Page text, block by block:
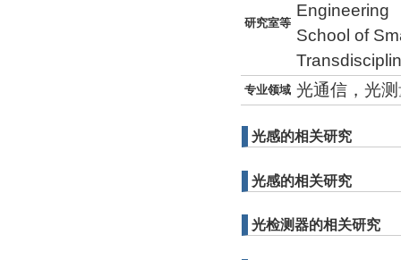
研究室等
Engineering
School of
专业领域 光通信，光
光感的相关研究
光感的相关研究
光检测器的相关研究